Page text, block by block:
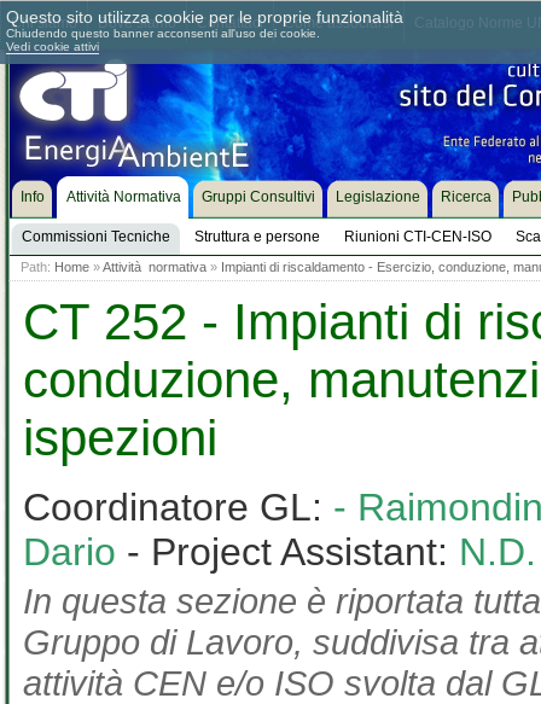
Chi siamo Dove siamo Contattaci Come associarsi
Info Attività Normativa
Commissioni Tecniche Struttura e persone Riunioni CTI-CEN-ISO
Gruppi Consultivi Legislazione Ricerca
Path: Home »Attività normativa » Impianti di riscaldamento - Esercizio, conduzione,
CT 252 - Impianti di
conduzione,
ispezioni
Coordinatore GL: -
Dario - Project Assistant: N.D.
In questa sezione è riportata
Gruppo di Lavoro, suddivisa tra
attività CEN e/o ISO svolta dal
Questo sito utilizza cookie per le proprie funzionalità
Chiudendo questo banner acconsenti all'uso dei cookie.
Vedi cookie attivi